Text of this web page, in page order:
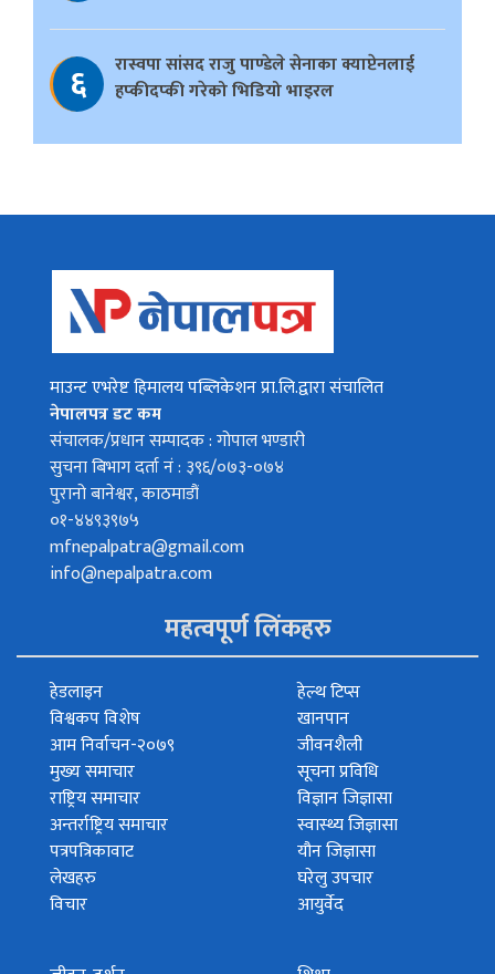
६
रास्वपा सांसद राजु पाण्डेले सेनाका क्याप्टेनलाई
हप्कीदप्की गरेको भिडियो भाइरल
माउन्ट एभरेष्ट हिमालय पब्लिकेशन प्रा.लि.द्वारा संचालित
नेपालपत्र डट कम
संचालक/प्रधान सम्पादक : गोपाल भण्डारी
सुचना बिभाग दर्ता नं : ३९६/०७३-०७४
पुरानो बानेश्वर, काठमाडौं
०१-४४९३९७५
mfnepalpatra@gmail.com
info@nepalpatra.com
महत्वपूर्ण लिंकहरु
हेडलाइन
विश्वकप विशेष
आम निर्वाचन-२०७९
मुख्य समाचार
राष्ट्रिय समाचार
अन्तर्राष्ट्रिय समाचार
पत्रपत्रिकावाट
लेखहरु
विचार
हेल्थ टिप्स
खानपान
जीवनशैली
सूचना प्रविधि
विज्ञान जिज्ञासा
स्वास्थ्य जिज्ञासा
यौन जिज्ञासा
घरेलु उपचार
आयुर्वेद